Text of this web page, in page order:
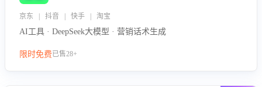
京东 | 抖音 | 快手 | 淘宝
AI工具 · DeepSeek大模型 · 营销话术生成
限时免费已售28+